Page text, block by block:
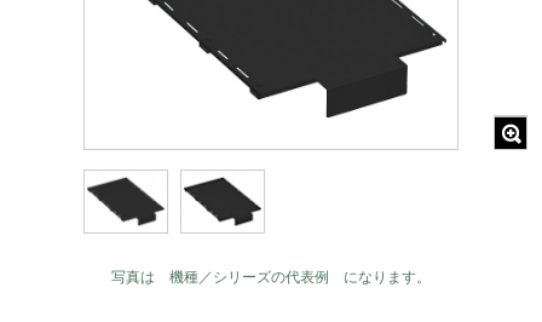
写真は 機種／シリーズの代表例 になります。